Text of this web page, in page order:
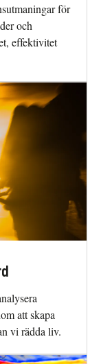
för
och
effektivitet
att skapa
vi rädda liv.